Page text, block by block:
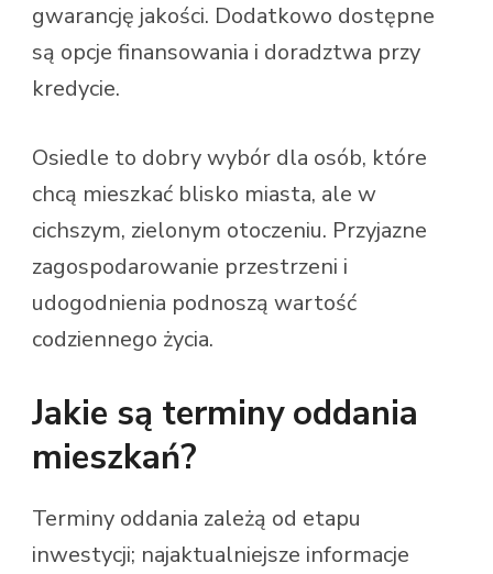
gwarancję jakości. Dodatkowo dostępne
są opcje finansowania i doradztwa przy
kredycie.
Osiedle to dobry wybór dla osób, które
chcą mieszkać blisko miasta, ale w
cichszym, zielonym otoczeniu. Przyjazne
zagospodarowanie przestrzeni i
udogodnienia podnoszą wartość
codziennego życia.
Jakie są terminy oddania
mieszkań?
Terminy oddania zależą od etapu
inwestycji; najaktualniejsze informacje